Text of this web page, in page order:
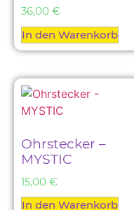
36,00 €
In den Warenkorb
Ohrstecker –
MYSTIC
15,00 €
In den Warenkorb